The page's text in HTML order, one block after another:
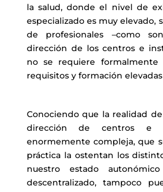
la salud, donde el nivel de
especializado es muy elevado,
de profesionales –como
dirección de los centros e
no se requiere formalmente
requisitos y formación
Conociendo que la realidad
dirección de centros e
enormemente compleja, que
práctica la ostentan los
nuestro estado
descentralizado, tampoco